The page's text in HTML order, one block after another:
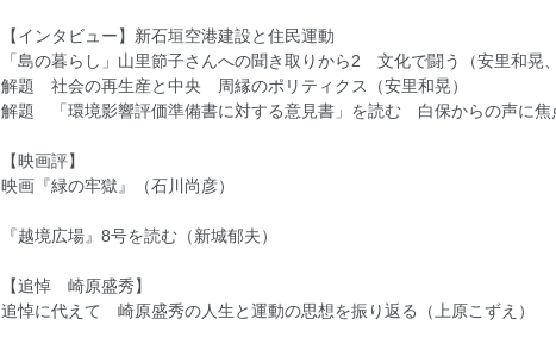
【インタビュー】新石垣空港建設と住民運動
「島の暮らし」山里節子さんへの聞き取りから2 文化で闘う（安里和晃
解題 社会の再生産と中央 周縁のポリティクス（安里和晃）
解題 「環境影響評価準備書に対する意見書」を読む 白保からの声に焦
【映画評】
映画『緑の牢獄』（石川尚彦）
『越境広場』8号を読む（新城郁夫）
【追悼 崎原盛秀】
追悼に代えて 崎原盛秀の人生と運動の思想を振り返る（上原こずえ）